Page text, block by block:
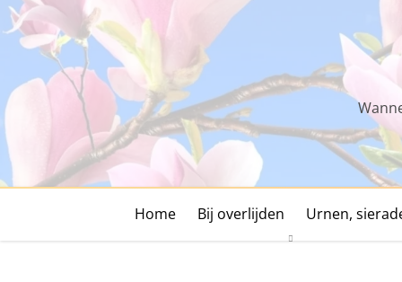
Skip
to
content
Home Bij overlijden Urnen,